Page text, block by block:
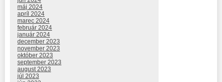
máj 2024
apríl 2024
marec 2024
február 2024
január 2024
december 2023
november 2023
október 2023
september 2023
august 2023
júl 2023